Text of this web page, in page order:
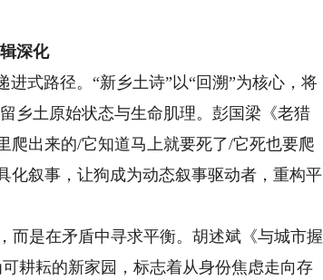
深化
式路径。“新乡土诗”以“回溯”为核心，将
乡土原始状态与生命肌理。彭国梁《老猎
爬出来的/它知道马上就要死了/它死也要爬
化叙事，让狗成为动态叙事驱动者，重构平
是在矛盾中寻求平衡。胡述斌《与城市握
耕耘的新家园，标志着从身份焦虑走向存